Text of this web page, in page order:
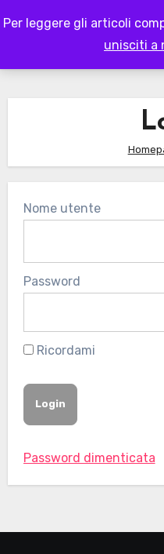
Per leggere gli articoli
unisciti a
to
Nome utente
Password
Ricordami
Password dimenticata